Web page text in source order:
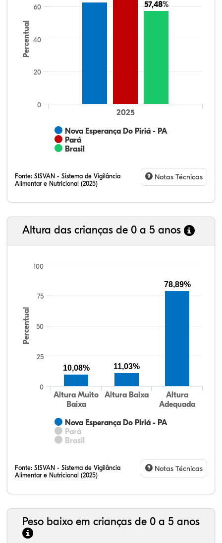
Percentual
57,48%
57,48%
Nova Esperança Do Piriá - PA
Pará
Brasil
2025
0
20
40
60
Fonte: SISVAN - Sistema de Vigilância
Alimentar e Nutricional (2025)
Notas Técnicas
Altura das crianças de 0 a 5 anos
Percentual
Nova Esperança Do Piriá - PA
Pará
Brasil
Altura Muito
Baixa
Altura Baixa
Altura
Adequada
0
100
25
50
75
10,08% 11,03%
78,89%
Fonte: SISVAN - Sistema de Vigilância
Alimentar e Nutricional (2025)
Notas Técnicas
Peso baixo em crianças de 0 a 5 anos